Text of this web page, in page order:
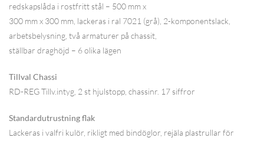
redskapslåda i rostfritt stål – 500 mm x
300 mm x 300 mm, lackeras i ral 7021 (grå), 2-komponentslack,
arbetsbelysning, två armaturer på chassit,
ställbar draghöjd – 6 olika lägen
Tillval Chassi
RD-REG Tillv.intyg, 2 st hjulstopp, chassinr. 17 siffror
Standardutrustning flak
Lackeras i valfri kulör, rikligt med bindöglor, rejäla plastrullar för